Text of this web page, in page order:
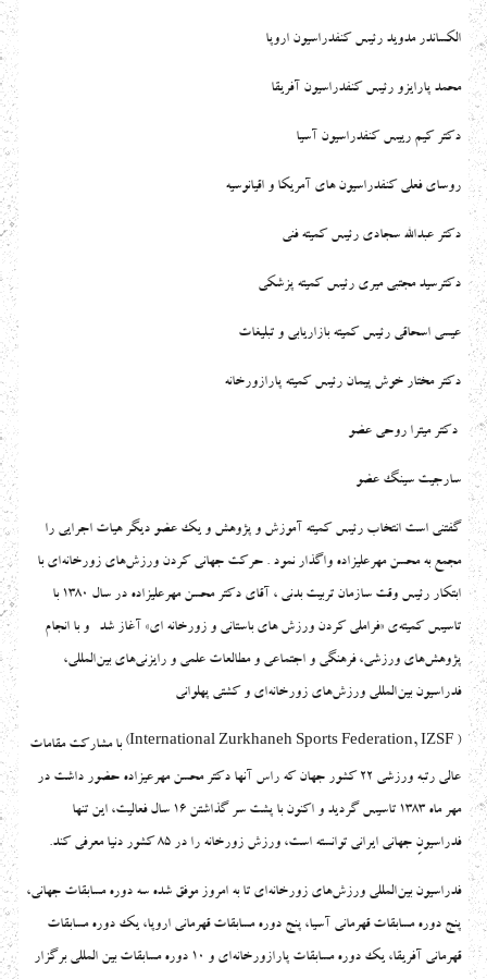
الكساندر مدويد رئيس كنفدراسيون اروپا
محمد پارايزو رئيس كنفدراسيون آفريقا
دکتر کیم رییس کنفدراسیون آسیا
روسای فعلی کنفدراسیون های آمریکا و اقیانوسیه
دکتر عبدالله سجادی رئیس کمیته فنی
دكترسيد مجتبي ميري رئيس كميته پزشكي
عيسي اسحاقي رئيس كميته بازاريابي و تبلیغات
دکتر مختار خوش پیمان رئیس کمیته پارازورخانه
دكتر ميترا روحي عضو
سارجیت سينگ عضو
گفتنی است انتخاب رئیس کمیته آموزش و پژوهش و یک عضو دیگر هیات اجرایی را
مجمع به محسن مهرعلیزاده واگذار نمود . حرکت جهانی کردن ورزش‌های زورخانه‌ای با
ابتکار رئیس وقت سازمان تربیت بدنی ، آقای دکتر محسن مهرعلیزاده در سال 1380 با
تاسیس کمیته‌ی «فراملی کردن ورزش های باستانی و زورخانه ای» آغاز شد و با انجام
پژوهش‌های ورزشی، فرهنگی و اجتماعی و مطالعات علمی و رایزنی‌های بین‌المللی،
فدراسیون‌ بین‌المللی ورزش‌های زورخانه‌ای و کشتی پهلوانی
)
(International Zurkhaneh Sports Federation, IZSF با مشارکت مقامات
عالی رتبه ورزشی 22 کشور جهان كه راس آنها دكتر محسن مهرعيزاده حضور داشت در
مهر ماه 1383 تاسیس گردید و اکنون با پشت سر گذاشتن 16 سال فعالیت، این تنها
فدراسیونِ جهانی ایرانی توانسته است، ورزش زورخانه را در 85 کشور دنیا معرفی کند.
فدراسيون بين‌المللي ورزش‌هاي زورخانه‌اي تا به امروز موفق شده سه دوره مسابقات جهاني،
پنج دوره مسابقات قهرماني آسيا، پنج دوره مسابقات قهرماني اروپا، يك دوره مسابقات
قهرماني آفريقا، يك دوره مسابقات پارازورخانه‌اي و 10 دوره مسابقات بين المللي برگزار